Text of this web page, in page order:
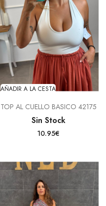
AÑADIR A LA CESTA
TOP AL CUELLO BASICO 42175
Sin Stock
10.95€